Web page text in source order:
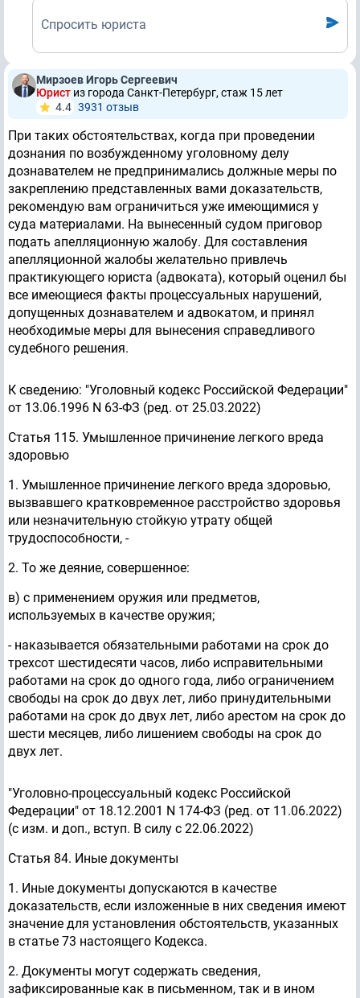
Спросить юриста
Мирзоев Игорь Сергеевич
Юрист из города Санкт-Петербург, стаж 15 лет
4.4 3931 отзыв
При таких обстоятельствах, когда при проведении
дознания по возбужденному уголовному делу
дознавателем не предпринимались должные меры по
закреплению представленных вами доказательств,
рекомендую вам ограничиться уже имеющимися у
суда материалами. На вынесенный судом приговор
подать апелляционную жалобу. Для составления
апелляционной жалобы желательно привлечь
практикующего юриста (адвоката), который оценил бы
все имеющиеся факты процессуальных нарушений,
допущенных дознавателем и адвокатом, и принял
необходимые меры для вынесения справедливого
судебного решения.
К сведению: "Уголовный кодекс Российской Федерации"
от 13.06.1996 N 63-ФЗ (ред. от 25.03.2022)
Статья 115. Умышленное причинение легкого вреда
здоровью
1. Умышленное причинение легкого вреда здоровью,
вызвавшего кратковременное расстройство здоровья
или незначительную стойкую утрату общей
трудоспособности, -
2. То же деяние, совершенное:
в) с применением оружия или предметов,
используемых в качестве оружия;
- наказывается обязательными работами на срок до
трехсот шестидесяти часов, либо исправительными
работами на срок до одного года, либо ограничением
свободы на срок до двух лет, либо принудительными
работами на срок до двух лет, либо арестом на срок до
шести месяцев, либо лишением свободы на срок до
двух лет.
"Уголовно-процессуальный кодекс Российской
Федерации" от 18.12.2001 N 174-ФЗ (ред. от 11.06.2022)
(с изм. и доп., вступ. В силу с 22.06.2022)
Статья 84. Иные документы
1. Иные документы допускаются в качестве
доказательств, если изложенные в них сведения имеют
значение для установления обстоятельств, указанных
в статье 73 настоящего Кодекса.
2. Документы могут содержать сведения,
зафиксированные как в письменном, так и в ином